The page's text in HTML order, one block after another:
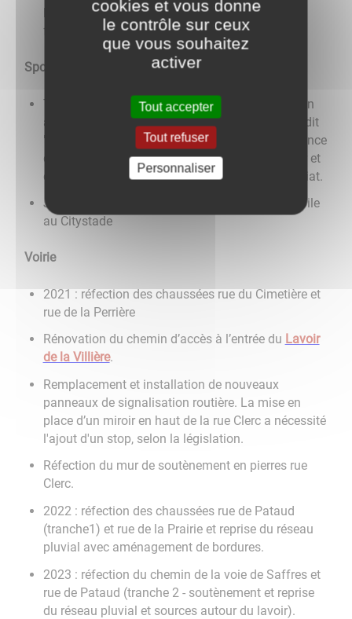
les entrainements sportifs de l'association du
football Club de Vitteaux.
Sports
Terrain multi-sports construit et mis en service en
avril 2024 avec éclairage solaire et parking lieu-dit
"en passegan" inauguré le 28 juin 2024 en présence
de Madame la Sénatrice, Anne-Catherine Loisier et
de Monsieur le Ministre, Sénateur, François Patriat.
Juin 2025 : installation d'un abri de touche mobile
au Citystade
Voirie
2021 : réfection des chaussées rue du Cimetière et
rue de la Perrière
Rénovation du chemin d’accès à l’entrée du Lavoir
de la Villière.
Remplacement et installation de nouveaux
panneaux de signalisation routière. La mise en
place d’un miroir en haut de la rue Clerc a nécessité
l'ajout d'un stop, selon la législation.
Réfection du mur de soutènement en pierres rue
Clerc.
2022 : réfection des chaussées rue de Pataud
(tranche1) et rue de la Prairie et reprise du réseau
pluvial avec aménagement de bordures.
2023 : réfection du chemin de la voie de Saffres et
rue de Pataud (tranche 2 - soutènement et reprise
du réseau pluvial et sources autour du lavoir).
cookies et vous donne
le contrôle sur ceux
que vous souhaitez
activer
Tout accepter
Tout refuser
Personnaliser